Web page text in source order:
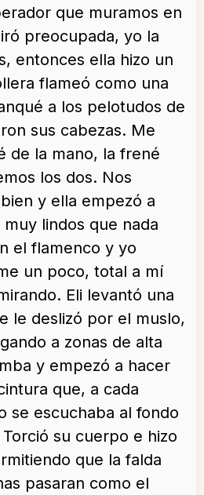
que muramos en
preocupada, yo la
entonces ella hizo un
flameó como una
a los pelotudos de
sus cabezas. Me
de la mano, la frené
los dos. Nos
y ella empezó a
lindos que nada
el flamenco y yo
un poco, total a mí
Eli levantó una
le deslizó por el muslo,
a zonas de alta
y empezó a hacer
que, a cada
se escuchaba al fondo
su cuerpo e hizo
que la falda
pasaran como el